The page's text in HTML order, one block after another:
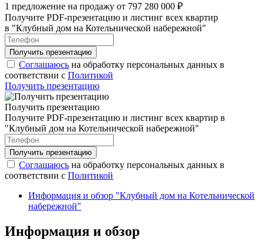
1 предложение на продажу от 797 280 000 ₽
Получите PDF-презентацию и листинг всех квартир
в "Клубный дом на Котельнической набережной"
Соглашаюсь на обработку персональных данных в
соответствии с Политикой
Получить презентацию
Получить презентацию
Получите PDF-презентацию и листинг всех квартир в
"Клубный дом на Котельнической набережной"
Соглашаюсь на обработку персональных данных в
соответствии с Политикой
Информация и обзор "Клубный дом на Котельнической
набережной"
Информация и обзор